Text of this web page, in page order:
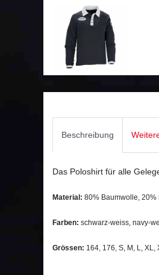
Beschreibung
Das Poloshirt für alle
Material: 80% Baumwolle, 20%
Farben: schwarz-weiss, navy-
Grössen: 164, 176, S, M, L, XL,